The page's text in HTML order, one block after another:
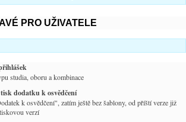
PRO UŽIVATELE
studia, oboru a kombinace
dodatku k osvědčení
k osvědčení", zatím ještě bez šablony, od příští verze již
verzí